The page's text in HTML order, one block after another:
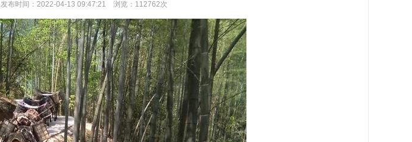
发布时间：2022-04-13 09:47:21 浏览：112762次